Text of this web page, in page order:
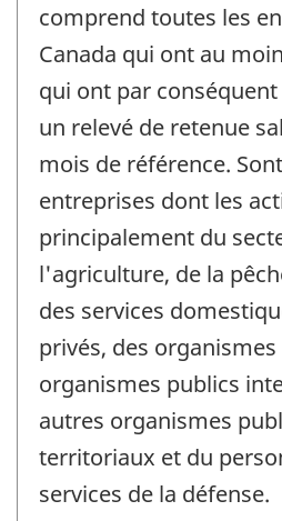
comprend toutes les
Canada qui ont au
qui ont par
un relevé de retenue
mois de référence.
entreprises dont les
principalement du
l'agriculture, de la
des services
privés, des
organismes publics
autres organismes
territoriaux et du
services de la défense.